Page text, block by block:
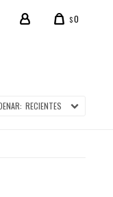
$0
RECIENTES